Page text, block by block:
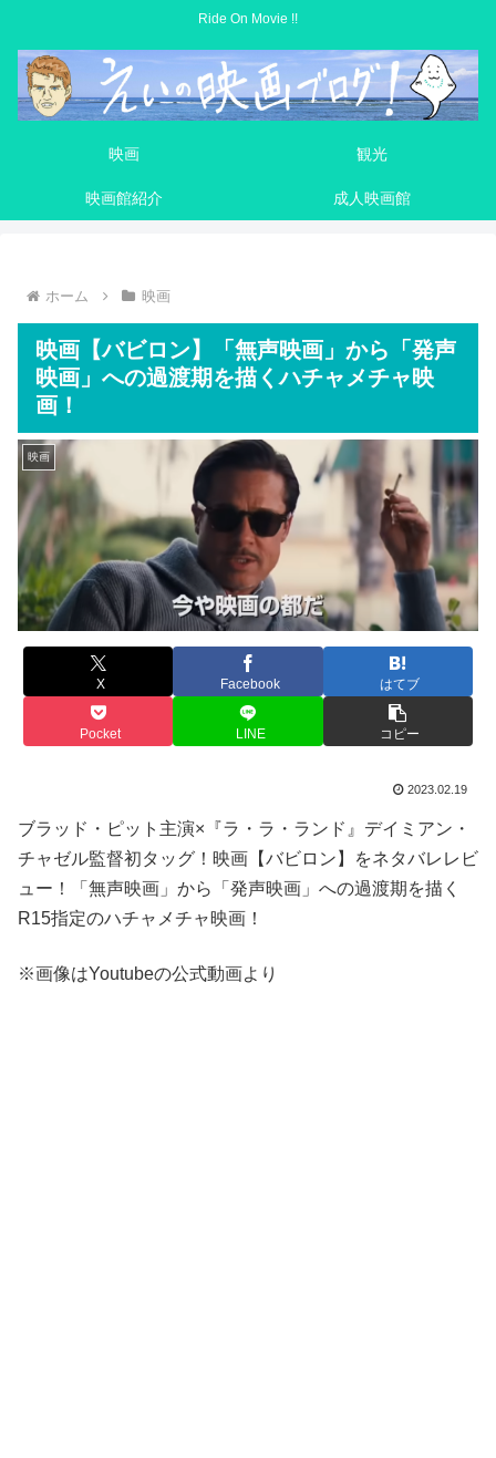
Ride On Movie !!
映画 観光
映画館紹介 成人映画館
ホーム 映画
映画【バビロン】「無声映画」から「発声
映画」への過渡期を描くハチャメチャ映
画！
映画
X Facebook はてブ
Pocket LINE コピー
2023.02.19
ブラッド・ピット主演×『ラ・ラ・ランド』デイミアン・
チャゼル監督初タッグ！映画【バビロン】をネタバレレビ
ュー！「無声映画」から「発声映画」への過渡期を描く
R15指定のハチャメチャ映画！
※画像はYoutubeの公式動画より